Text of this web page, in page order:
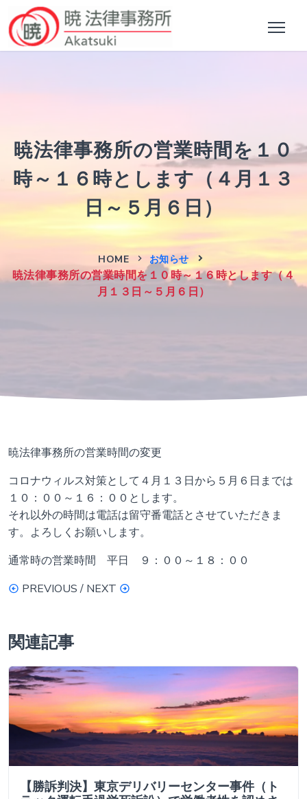
暁法律事務所の営業時間を１０
時～１６時とします（４月１３
日～５月６日）
HOME お知らせ
暁法律事務所の営業時間を１０時～１６時とします（４
月１３日～５月６日）
暁法律事務所の営業時間の変更
コロナウィルス対策として４月１３日から５月６日までは
１０：００～１６：００とします。
それ以外の時間は電話は留守番電話とさせていただきま
す。よろしくお願いします。
通常時の営業時間 平日 ９：００～１８：００
PREVIOUS / NEXT
関連記事
【勝訴判決】東京デリバリーセンター事件（ト